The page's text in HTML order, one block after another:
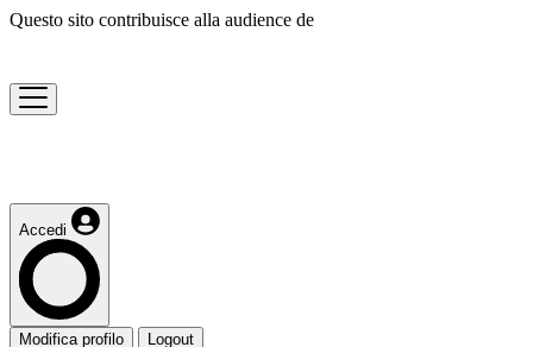
Questo sito contribuisce alla audience de
Accedi
Modifica profilo Logout